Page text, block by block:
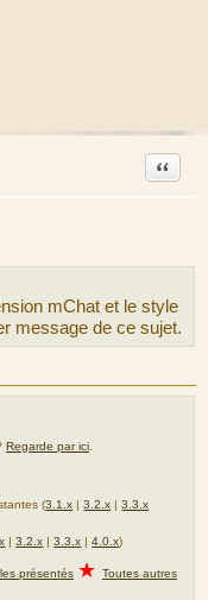
Citation
mChat et le style
message de ce sujet.
Regarde par ici
(3.1.x |3.2.x |3.3.x
|3.2.x |3.3.x |4.0.x)
présentés ★ Toutes autres